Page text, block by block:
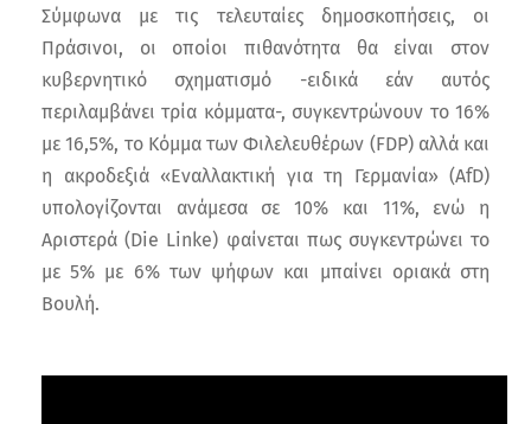
Σύμφωνα με τις τελευταίες δημοσκοπήσεις, οι
Πράσινοι, οι οποίοι πιθανότητα θα είναι στον
κυβερνητικό σχηματισμό -ειδικά εάν αυτός
περιλαμβάνει τρία κόμματα-, συγκεντρώνουν το 16%
με 16,5%, το Κόμμα των Φιλελευθέρων (FDP) αλλά και
η ακροδεξιά «Εναλλακτική για τη Γερμανία» (AfD)
υπολογίζονται ανάμεσα σε 10% και 11%, ενώ η
Αριστερά (Die Linke) φαίνεται πως συγκεντρώνει το
με 5% με 6% των ψήφων και μπαίνει οριακά στη
Βουλή.